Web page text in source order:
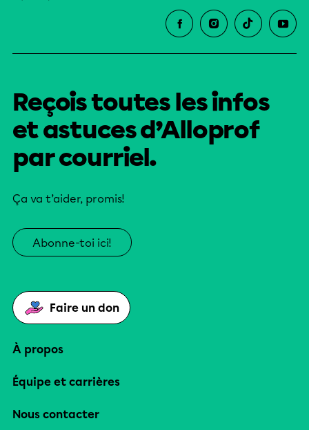
Reçois toutes les infos
et astuces d’Alloprof
par courriel.
Ça va t’aider, promis!
Abonne-toi ici!
Faire un don
À propos
Équipe et carrières
Nous contacter